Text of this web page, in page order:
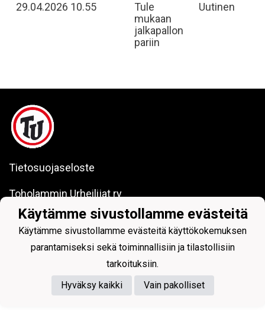
29.04.2026 10.55
Tule
mukaan
jalkapallon
pariin
Uutinen
Tietosuojaseloste
Toholammin Urheilijat ry
Käytämme sivustollamme evästeitä
Käytämme sivustollamme evästeitä käyttökokemuksen
parantamiseksi sekä toiminnallisiin ja tilastollisiin
tarkoituksiin.
Hyväksy kaikki
Vain pakolliset